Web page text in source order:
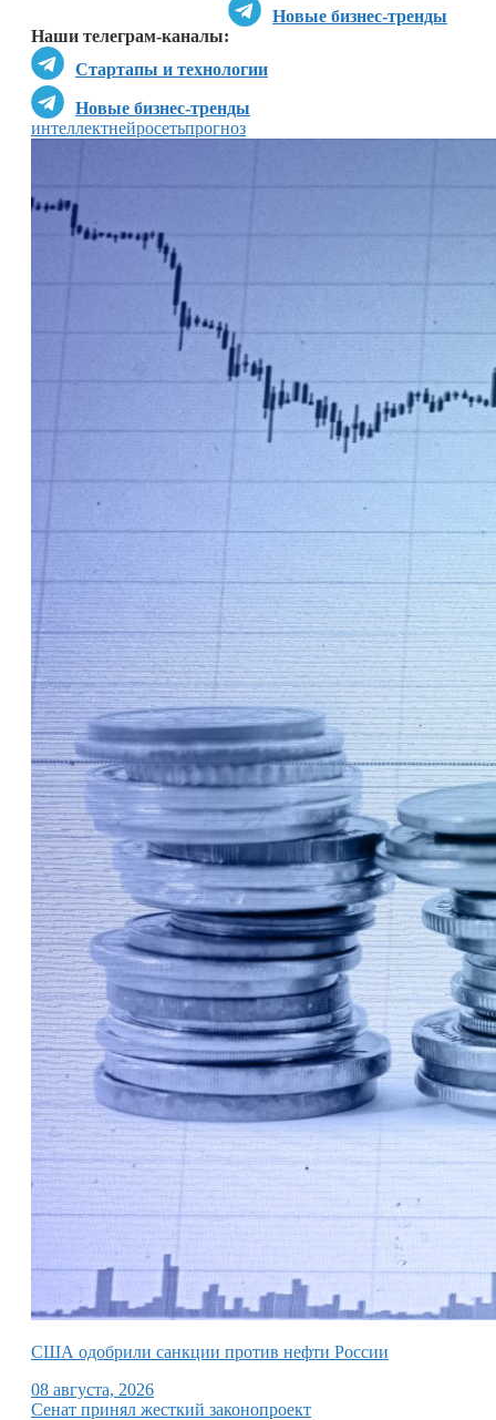
Новые бизнес-тренды
Наши телеграм-каналы:
Стартапы и технологии
Новые бизнес-тренды
интеллектнейросетьпрогноз
США одобрили санкции против нефти России
08 августа, 2026
Сенат принял жесткий законопроект